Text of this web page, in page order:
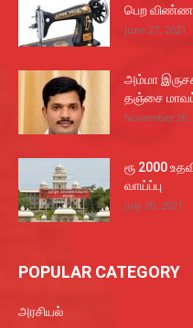
பெற
June 27, 2021
அம்மா
தஞ்சை
November 26,
ரூ 2000
வாய்ப்பு
July 20, 2021
POPULAR CATEGORY
அரசியல்